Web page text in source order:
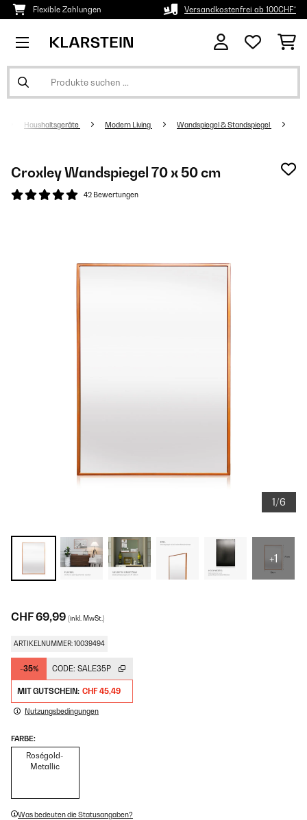
Flexible Zahlungen Versandkostenfrei ab 100CHF*
Haushaltsgeräte Modern Living Wandspiegel & Standspiegel
Croxley Wandspiegel 70 x 50 cm
42 Bewertungen
1/6
+1
CHF 69,99 (inkl. MwSt.)
ARTIKELNUMMER: 10039494
-35% CODE: SALE35P
MIT GUTSCHEIN: CHF 45,49
Nutzungsbedingungen
FARBE:
Roségold-
Metallic
Was bedeuten die Statusangaben?